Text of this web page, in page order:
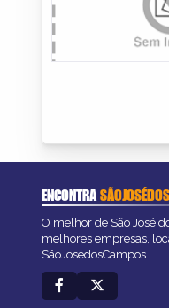
ENCONTRA
O melhor de São José
melhores empresas,
SãoJosédosCampos.